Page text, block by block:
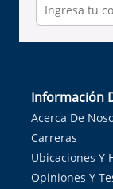
Información
Acerca De
Carreras
Ubicaciones Y
Opiniones Y